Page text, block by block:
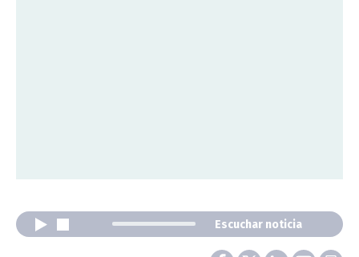
Escuchar noticia